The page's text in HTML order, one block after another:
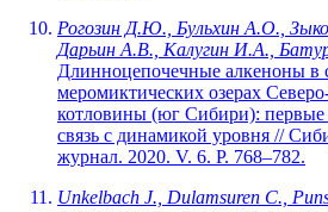
Рогозин Д.Ю., Бульхин А.О.,
Дарьин А.В., Калугин И.А.,
Длинноцепочечные алкеноны в
меромиктических озерах
котловины (юг Сибири): первые
связь с динамикой уровня //
журнал. 2020. V. 6. P. 768–782.
Unkelbach J., Dulamsuren C.,